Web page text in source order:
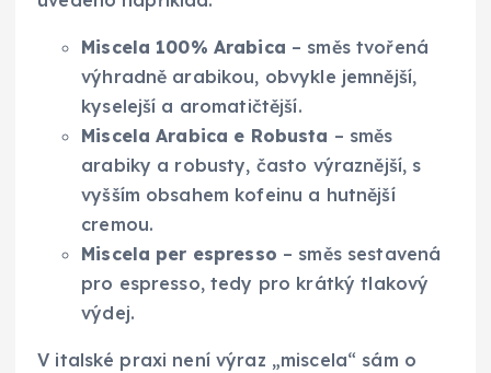
Miscela 100% Arabica – směs tvořená
výhradně arabikou, obvykle jemnější,
kyselejší a aromatičtější.
Miscela Arabica e Robusta – směs
arabiky a robusty, často výraznější, s
vyšším obsahem kofeinu a hutnější
cremou.
Miscela per espresso – směs sestavená
pro espresso, tedy pro krátký tlakový
výdej.
V italské praxi není výraz „miscela“ sám o